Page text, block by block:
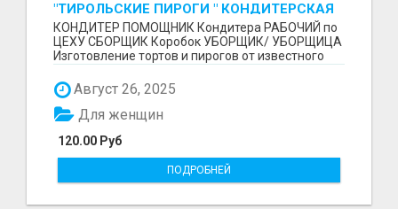
"ТИРОЛЬСКИЕ ПИРОГИ " КОНДИТЕРСКАЯ
ФАБРИКА "КРУГ "
КОНДИТЕР ПОМОЩНИК Кондитера РАБОЧИЙ по
ЦЕХУ СБОРЩИК Коробок УБОРЩИК/ УБОРЩИЦА
Изготовление тортов и пирогов от известного
Август 26, 2025
120.00 Руб
Для женщин
ПОДРОБНЕЙ